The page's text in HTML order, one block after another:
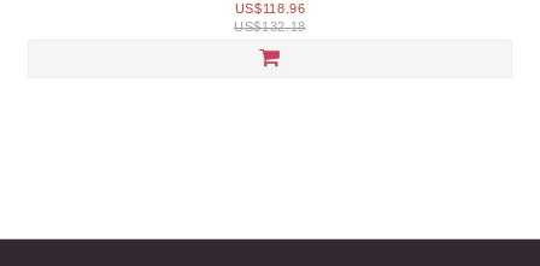
US$118.96
US$132.18